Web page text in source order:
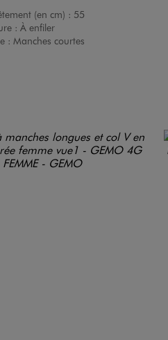
(en cm) : 55
: À enfiler
: Manches courtes